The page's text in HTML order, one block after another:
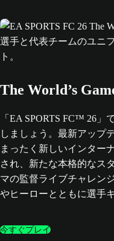
The World’s
「EA SPORTS FC™ 26
しましょう。最新アップ
まったく新しいインター
され、新たな本格的なス
マの監督ライブチャレン
やヒーローとともに選手
今すぐプレイ